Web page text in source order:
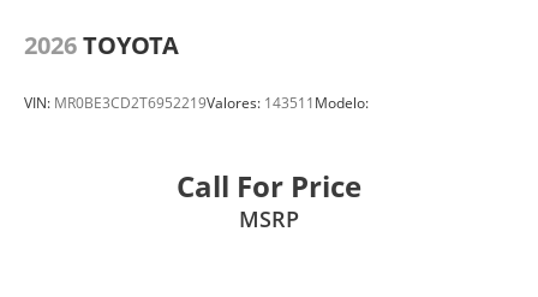
2026TOYOTA
VIN: MR0BE3CD2T6952219Valores: 143511Modelo:
Call For Price
MSRP